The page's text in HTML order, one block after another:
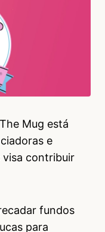
Mug está
e
visa contribuir
fundos
para